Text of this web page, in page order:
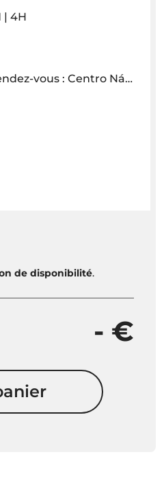
| 4H
Náutico de São Lázaro, Av. Sá Carneiro
de disponibilité.
- €